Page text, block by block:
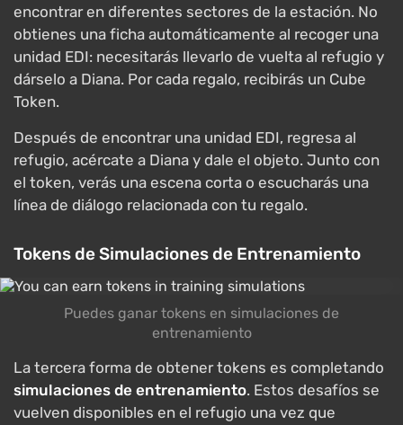
encontrar en diferentes sectores de la estación. No
obtienes una ficha automáticamente al recoger una
unidad EDI: necesitarás llevarlo de vuelta al refugio y
dárselo a Diana. Por cada regalo, recibirás un Cube
Token.
Después de encontrar una unidad EDI, regresa al
refugio, acércate a Diana y dale el objeto. Junto con
el token, verás una escena corta o escucharás una
línea de diálogo relacionada con tu regalo.
Tokens de Simulaciones de Entrenamiento
Puedes ganar tokens en simulaciones de
entrenamiento
La tercera forma de obtener tokens es completando
simulaciones de entrenamiento. Estos desafíos se
vuelven disponibles en el refugio una vez que